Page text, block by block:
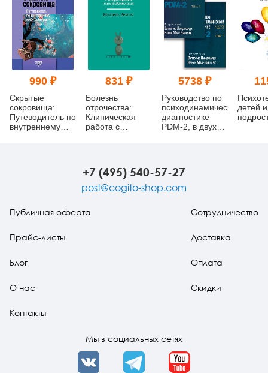
990 ₽
Скрытые
сокровища:
Путеводитель по
внутреннему
831 ₽
Болезнь
отрочества:
Клиническая
работа с
5738 ₽
Руководство по
психодинамической
диагностике
PDM-2, в двух
детей и
+7 (495) 540-57-27
post@cogito-shop.com
Публичная оферта
Прайс-листы
Блог
О нас
Контакты
Сотрудничество
Доставка
Оплата
Скидки
Мы в социальных сетях
VK Telegram YouTube